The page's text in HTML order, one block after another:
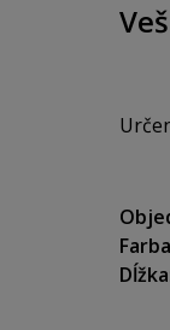
Farba
Dĺžka